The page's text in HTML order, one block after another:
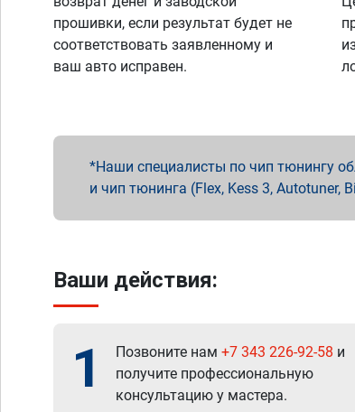
прошивки, если результат будет не
соответствовать заявленному и
ваш авто исправен.
Наши специалисты по чип тюнингу
и чип тюнинга (Flex, Kess 3, Autotuner,
Ваши действия:
1 Позвоните нам +7 343 226-92-58 и
получите профессиональную
консультацию у мастера.